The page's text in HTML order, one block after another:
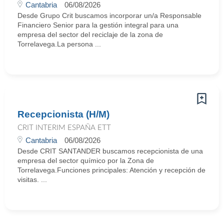
Cantabria 06/08/2026
Desde Grupo Crit buscamos incorporar un/a Responsable
Financiero Senior para la gestión integral para una
empresa del sector del reciclaje de la zona de
Torrelavega.La persona ...
Recepcionista (H/M)
CRIT INTERIM ESPAÑA ETT
Cantabria 06/08/2026
Desde CRIT SANTANDER buscamos recepcionista de una
empresa del sector químico por la Zona de
Torrelavega.Funciones principales: Atención y recepción de
visitas. ...